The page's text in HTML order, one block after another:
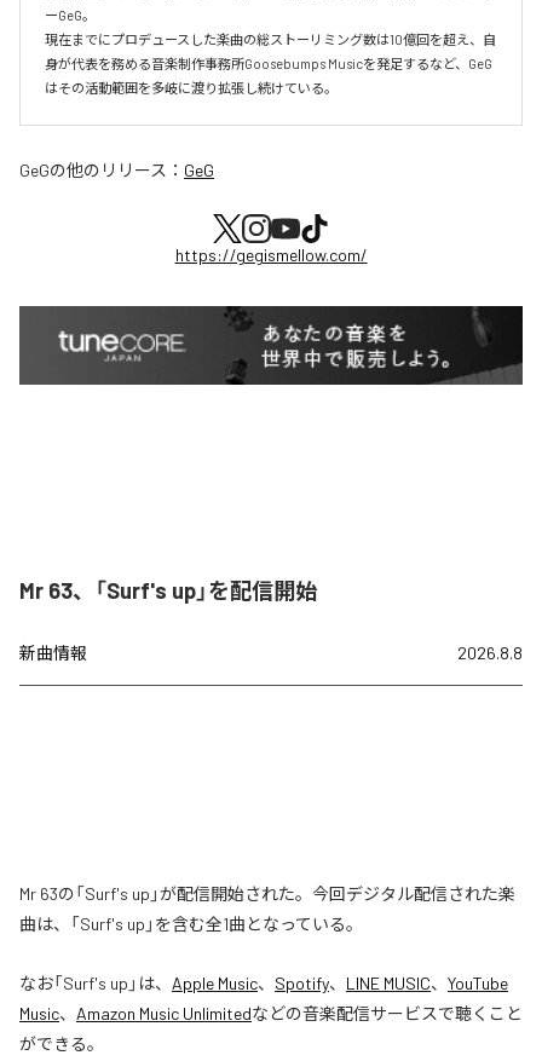
ーGeG。
現在までにプロデュースした楽曲の総ストーリミング数は10億回を超え、自
身が代表を務める音楽制作事務所Goosebumps Musicを発足するなど、GeG
はその活動範囲を多岐に渡り拡張し続けている。
GeGの他のリリース： GeG
https://gegismellow.com/
Mr 63、「Surf's up」を配信開始
新曲情報 2026.8.8
Mr 63の「Surf's up」が配信開始された。今回デジタル配信された楽
曲は、「Surf's up」を含む全1曲となっている。
なお「Surf's up 」は、 Apple Music、 Spotify、 LINE MUSIC、 YouTube
Music、 Amazon Music Unlimitedなどの音楽配信サービスで聴くこと
ができる。